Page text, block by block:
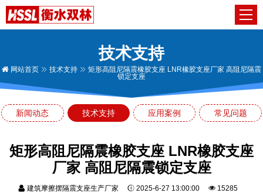
技术支持
网站首页 技术支持
矩形高阻尼隔震橡胶支座 LNR橡胶支座厂家 高阻尼隔震
锁定支座
新闻动态 技术支持 应用案例 常见问题
矩形高阻尼隔震橡胶支座 LNR橡胶支座
厂家 高阻尼隔震锁定支座
建筑摩擦摆隔震支座生产厂家 2025-6-27 13:00:00 15285